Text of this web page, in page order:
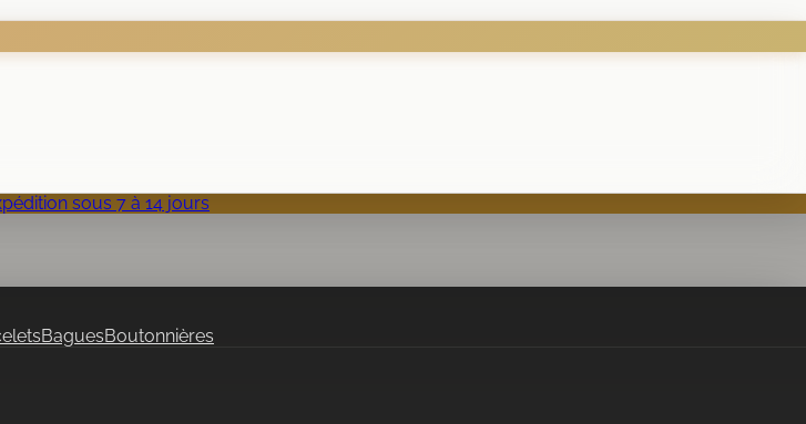
sous 7 à 14 jours
BaguesBoutonnières